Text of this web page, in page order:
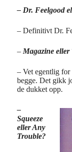
– Dr. Feelgood
– Definitivt Dr.
– Magazine eller
– Vet egentlig
begge. Det gikk
de dukket opp.
–
Squeeze
eller Any
Trouble?